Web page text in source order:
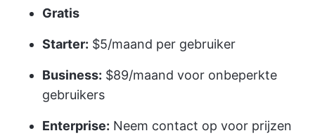
Gratis
Starter: $5/maand per gebruiker
Business: $89/maand voor onbeperkte
gebruikers
Enterprise: Neem contact op voor prijzen